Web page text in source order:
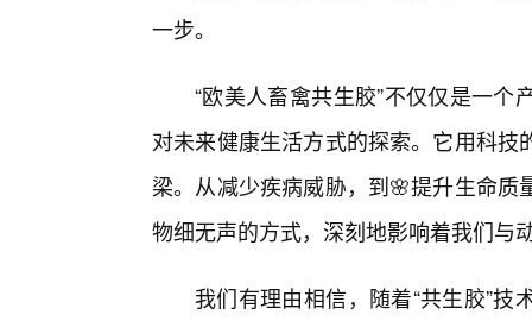
一步。
“欧美人畜禽共生胶”不仅仅是一
对未来健康生活方式的探索。它用科
梁。从减少疾病威胁，到🌸提升生命
物细无声的方式，深刻地影响着我们与
我们有理由相信，随着“共生胶”